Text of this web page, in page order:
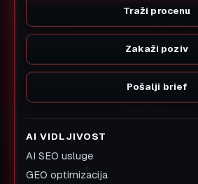
Traži procenu
Zakaži poziv
Pošalji brief
AI VIDLJIVOST
AI SEO usluge
GEO optimizacija